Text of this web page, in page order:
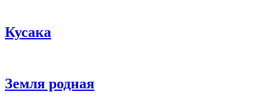
Кусака
Земля родная